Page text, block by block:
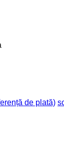
de plată)